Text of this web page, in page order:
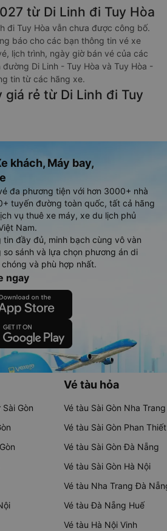
từ Di Linh đi Tuy Hòa
đi Tuy Hòa vẫn chưa được công bố.
báo cho các bạn thông tin vé xe
lịch trình, ngày giờ bán vé của các
Di Linh - Tuy Hòa và Tuy Hòa -
tin từ các hãng xe.
rẻ từ Di Linh đi Tuy
khách, Máy bay,
đa phương tiện với hơn 3000+ nhà
tuyến đường toàn quốc, tất cả hãng
vụ thuê xe máy, xe du lịch phủ
Nam.
đầy đủ, minh bạch cùng vô vàn
sánh và lựa chọn phương án di
và phù hợp nhất.
ngay
Gòn
Vé tàu hỏa
Vé tàu Sài Gòn Nha Trang
Vé tàu Sài Gòn Phan Thiết
Vé tàu Sài Gòn Đà Nẵng
Vé tàu Sài Gòn Hà Nội
Vé tàu Nha Trang Đà
Vé tàu Đà Nẵng Huế
Vé tàu Hà Nội Vinh